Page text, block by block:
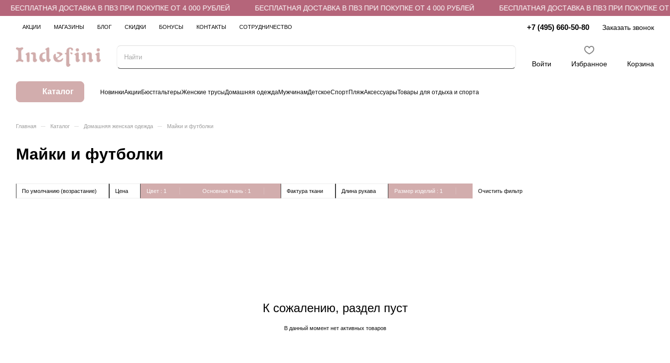
БЕСПЛАТНАЯ ДОСТАВКА В ПВЗ ПРИ ПОКУПКЕ ОТ 4 000 РУБЛЕЙ БЕСПЛАТНАЯ ДОСТАВКА В ПВЗ ПРИ ПОКУПКЕ ОТ 4 000 РУБЛЕЙ БЕСПЛАТНАЯ ДОСТАВКА В ПВЗ ПРИ ПОКУПКЕ ОТ 4
АКЦИИ МАГАЗИНЫ БЛОГ СКИДКИ БОНУСЫ КОНТАКТЫ СОТРУДНИЧЕСТВО +7 (495) 660-50-80 Заказать звонок
Войти Избранное Корзина
Каталог НовинкиАкцииБюстгальтерыЖенские трусыДомашняя одеждаМужчинамДетскоеСпортПляжАксессуарыТовары для отдыха и спорта
Главная – Каталог – Домашняя женская одежда – Майки и футболки
Майки и футболки
По умолчанию (возрастание) Цена Цвет : 1 Основная ткань : 1 Фактура ткани Длина рукава Размер изделий : 1 Очистить фильтр
К сожалению, раздел пуст
В данный момент нет активных товаров